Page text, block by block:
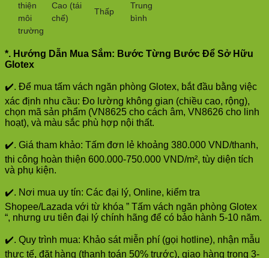
thiện
môi
trường
Cao (tái
chế)
Thấp
Trung
bình
*. Hướng Dẫn Mua Sắm: Bước Từng Bước Để Sở Hữu
Glotex
✔️. Để mua tấm vách ngăn phòng Glotex, bắt đầu bằng việc
xác định nhu cầu: Đo lường không gian (chiều cao, rộng),
chọn mã sản phẩm (VN8625 cho cách âm, VN8626 cho linh
hoạt), và màu sắc phù hợp nội thất.
✔️. Giá tham khảo: Tấm đơn lẻ khoảng 380.000 VND/thanh,
thi công hoàn thiện 600.000-750.000 VND/m², tùy diện tích
và phụ kiện.
✔️. Nơi mua uy tín: Các đại lý, Online, kiểm tra
Shopee/Lazada với từ khóa ” Tấm vách ngăn phòng Glotex
“, nhưng ưu tiên đại lý chính hãng để có bảo hành 5-10 năm.
✔️. Quy trình mua: Khảo sát miễn phí (gọi hotline), nhận mẫu
thực tế, đặt hàng (thanh toán 50% trước), giao hàng trong 3-